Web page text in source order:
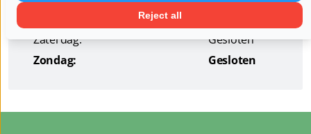
Zaterdag:
Gesloten
Zondag:
Gesloten
Reject all